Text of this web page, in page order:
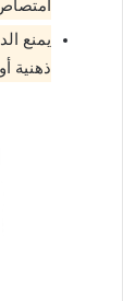
يمنع
ذهنية